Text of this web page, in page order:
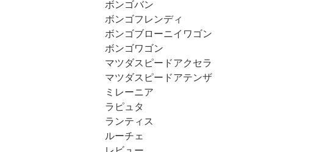
ボンゴバン
ボンゴフレンディ
ボンゴブローニイワゴン
ボンゴワゴン
マツダスピードアクセラ
マツダスピードアテンザ
ミレーニア
ラピュタ
ランティス
ルーチェ